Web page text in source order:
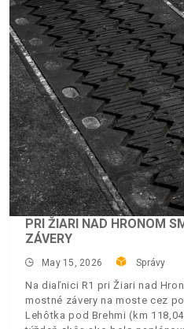
PRI ŽIARI NAD HRONOM
ZÁVERY
May 15, 2026 Správy
Na diaľnici R1 pri Žiari nad
mostné závery na moste cez
Lehôtka pod Brehmi (km